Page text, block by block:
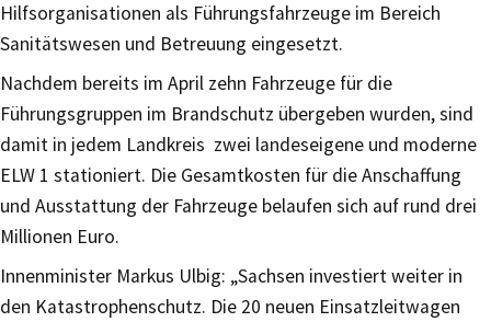
Hilfsorganisationen als Führungsfahrzeuge im Bereich
Sanitätswesen und Betreuung eingesetzt.
Nachdem bereits im April zehn Fahrzeuge für die
Führungsgruppen im Brandschutz übergeben wurden, sind
damit in jedem Landkreis zwei landeseigene und moderne
ELW 1 stationiert. Die Gesamtkosten für die Anschaffung
und Ausstattung der Fahrzeuge belaufen sich auf rund drei
Millionen Euro.
Innenminister Markus Ulbig: „Sachsen investiert weiter in
den Katastrophenschutz. Die 20 neuen Einsatzleitwagen